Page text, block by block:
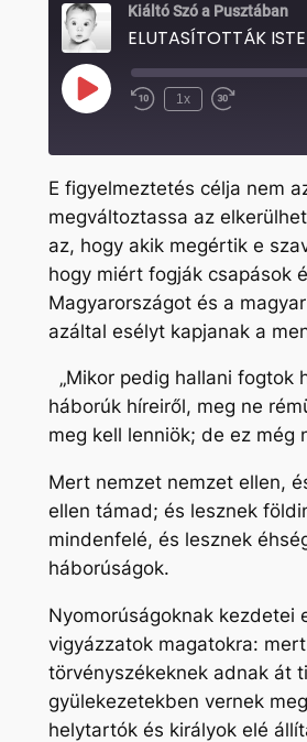
Kiáltó Szó a Pusztában
Play
Episode Rewind
1x
Fast
seconds
SHARE
LINK
EMBED
E figyelmeztetés célja nem
megváltoztassa az
az, hogy akik megértik e
hogy miért fogják csapások
Magyarországot és a
azáltal esélyt kapjanak a
„Mikor pedig hallani fogtok
háborúk híreiről, meg ne
meg kell lenniök; de ez még
Mert nemzet nemzet ellen,
ellen támad; és lesznek
mindenfelé, és lesznek
háborúságok.
Nyomorúságoknak kezdetei
vigyázzatok magatokra: mert
törvényszékeknek adnak át
gyülekezetekben vernek
helytartók és királyok elé